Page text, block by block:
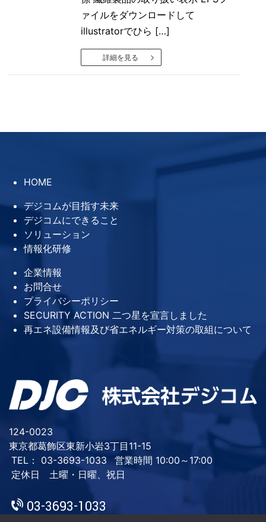
ァイルをダウンロードして
illustratorでひら […]
詳細を見る
HOME
デジコムが目指す未来
デジコムにできること
ソリューション
情報化研修
企業情報
お問合せ
プライバシーポリシー
SECURITY ACTION 二つ星を宣言しました
再エネ設備情報及び省エネルギー対策の取組について
124-0023
東京都葛飾区東新小岩3丁目11-15
TEL： 03-3693-1033
営業時間 10:00～17:00
定休日 土曜・日曜、祝日
03-3693-1033